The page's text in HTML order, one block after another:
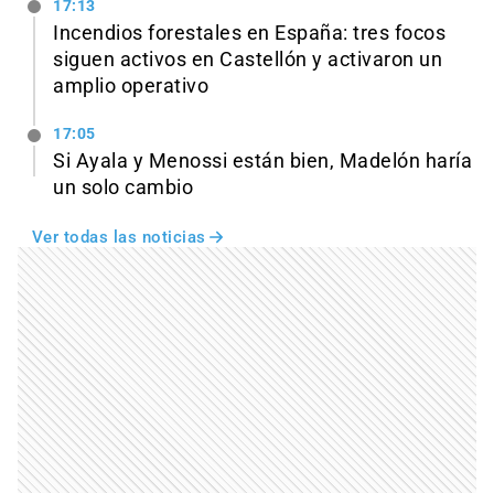
17:13
Incendios forestales en España: tres focos
siguen activos en Castellón y activaron un
amplio operativo
17:05
Si Ayala y Menossi están bien, Madelón haría
un solo cambio
Ver todas las noticias